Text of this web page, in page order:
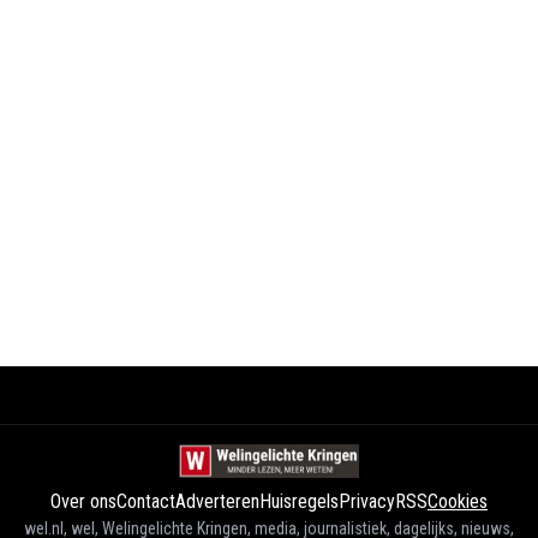
Over onsContactAdverterenHuisregelsPrivacyRSSCookies
wel.nl, wel, Welingelichte Kringen, media, journalistiek, dagelijks, nieuws,